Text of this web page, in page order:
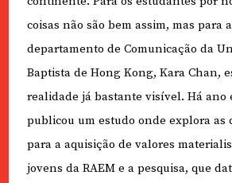
coisas não são bem assim, mas para
departamento de Comunicação da
Baptista de Hong Kong, Kara Chan,
realidade já bastante visível. Há ano
publicou um estudo onde explora as
para a aquisição de valores
jovens da RAEM e a pesquisa, que